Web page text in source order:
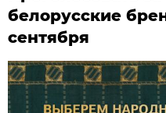
белорусские
сентября